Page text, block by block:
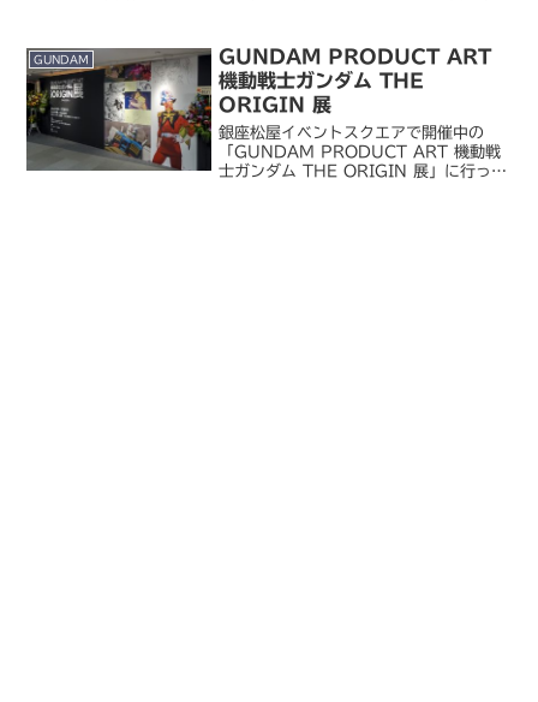
GUNDAM
GUNDAM PRODUCT ART
機動戦士ガンダム THE
ORIGIN 展
銀座松屋イベントスクエアで開催中の
「GUNDAM PRODUCT ART 機動戦
士ガンダム THE ORIGIN 展」に行って